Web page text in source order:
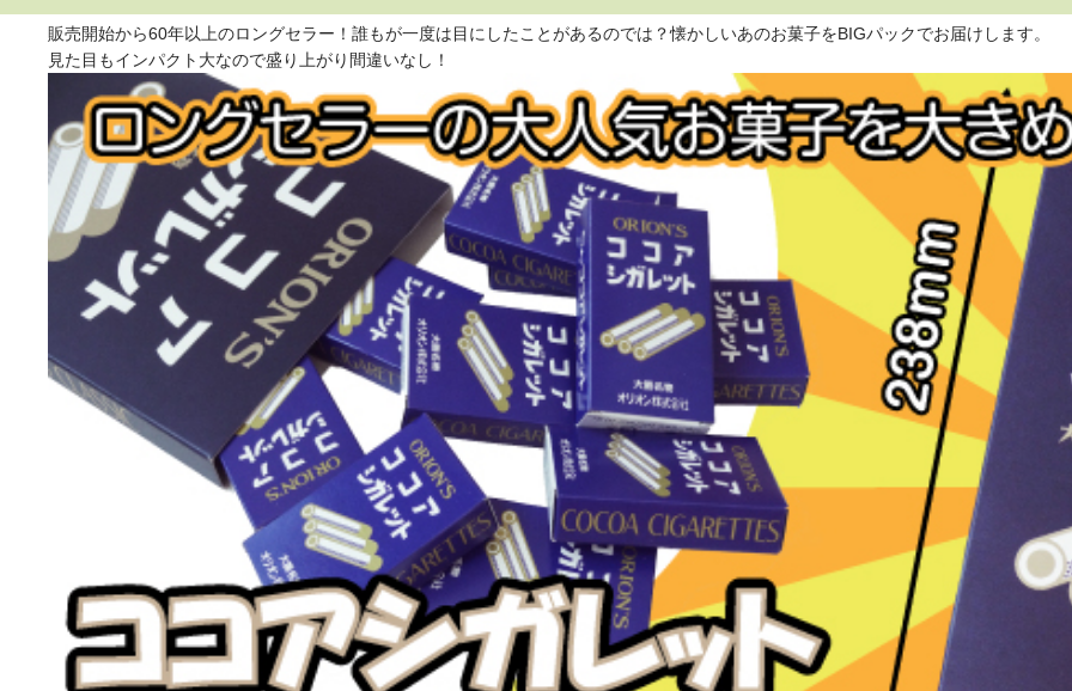
販売開始から60年以上のロングセラー！誰もが一度は目にしたことがあるのでは？懐かしいあのお菓子をBIGパックでお届けします。
見た目もインパクト大なので盛り上がり間違いなし！